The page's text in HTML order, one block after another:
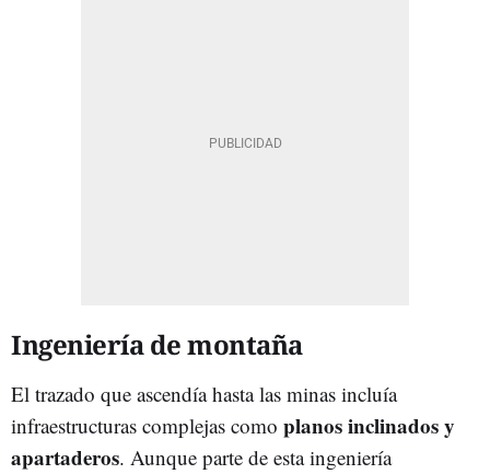
Ingeniería de montaña
El trazado que ascendía hasta las minas incluía
infraestructuras complejas como planos inclinados y
apartaderos. Aunque parte de esta ingeniería